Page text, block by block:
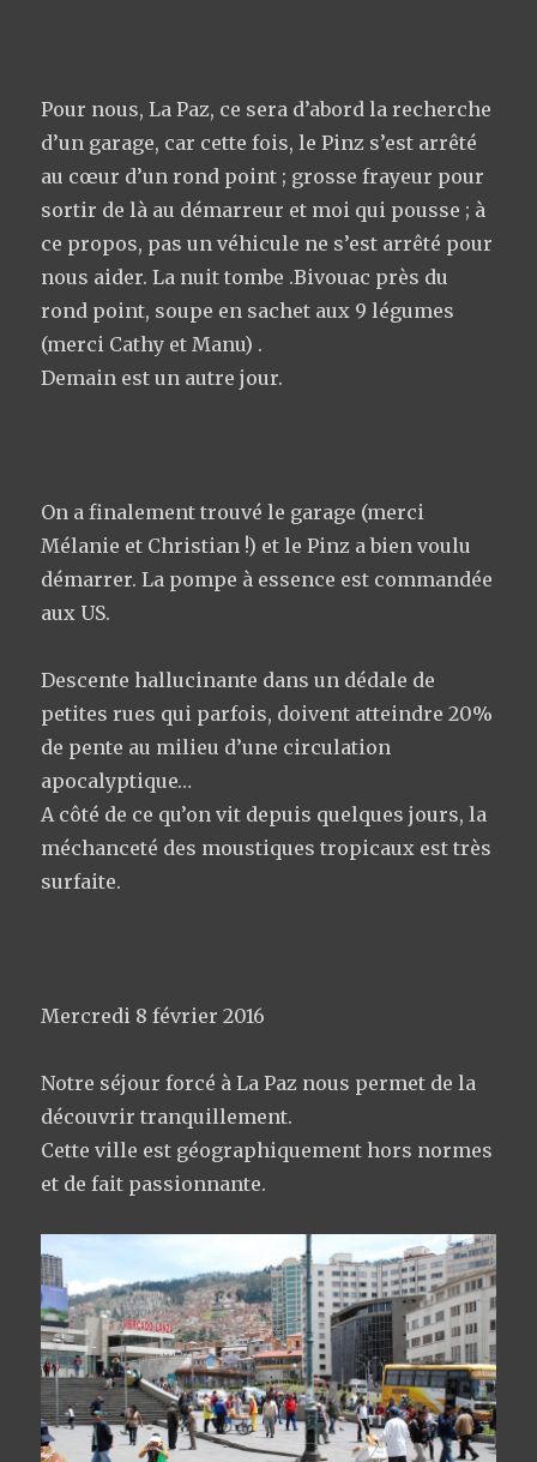
Pour nous, La Paz, ce sera d’abord la recherche
d’un garage, car cette fois, le Pinz s’est arrêté
au cœur d’un rond point ; grosse frayeur pour
sortir de là au démarreur et moi qui pousse ; à
ce propos, pas un véhicule ne s’est arrêté pour
nous aider. La nuit tombe .Bivouac près du
rond point, soupe en sachet aux 9 légumes
(merci Cathy et Manu) .
Demain est un autre jour.
On a finalement trouvé le garage (merci
Mélanie et Christian !) et le Pinz a bien voulu
démarrer. La pompe à essence est commandée
aux US.
Descente hallucinante dans un dédale de
petites rues qui parfois, doivent atteindre 20%
de pente au milieu d’une circulation
apocalyptique…
A côté de ce qu’on vit depuis quelques jours, la
méchanceté des moustiques tropicaux est très
surfaite.
Mercredi 8 février 2016
Notre séjour forcé à La Paz nous permet de la
découvrir tranquillement.
Cette ville est géographiquement hors normes
et de fait passionnante.